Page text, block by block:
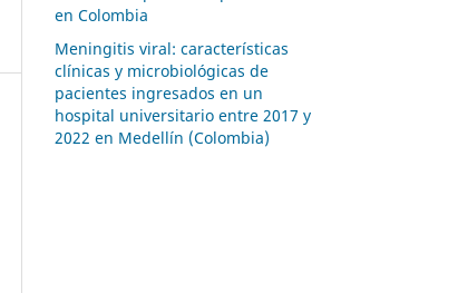
en Colombia
Meningitis viral: características
clínicas y microbiológicas de
pacientes ingresados en un
hospital universitario entre 2017 y
2022 en Medellín (Colombia)